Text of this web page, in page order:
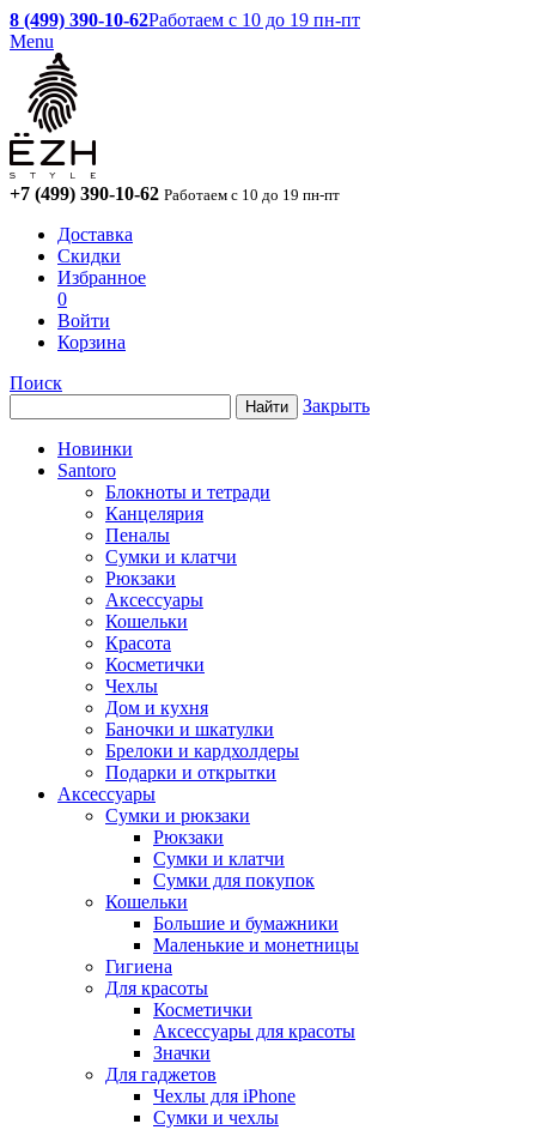
8 (499) 390-10-62Работаем с 10 до 19 пн-пт
Menu
+7 (499) 390-10-62 Работаем с 10 до 19 пн-пт
Доставка
Скидки
Избранное
0
Войти
Корзина
Поиск
Закрыть
Новинки
Santoro
Блокноты и тетради
Канцелярия
Пеналы
Сумки и клатчи
Рюкзаки
Аксессуары
Кошельки
Красота
Косметички
Чехлы
Дом и кухня
Баночки и шкатулки
Брелоки и кардхолдеры
Подарки и открытки
Аксессуары
Сумки и рюкзаки
Рюкзаки
Сумки и клатчи
Сумки для покупок
Кошельки
Большие и бумажники
Маленькие и монетницы
Гигиена
Для красоты
Косметички
Аксессуары для красоты
Значки
Для гаджетов
Чехлы для iPhone
Сумки и чехлы